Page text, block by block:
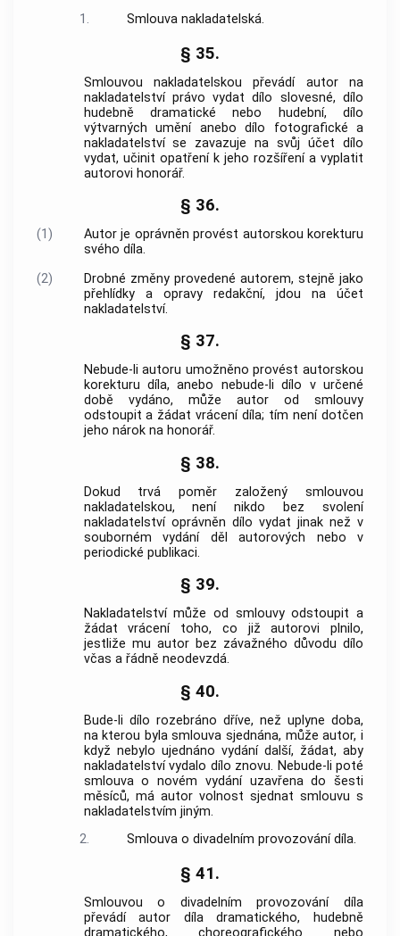
1.
Smlouva nakladatelská.
§ 35.
Smlouvou nakladatelskou převádí autor na
nakladatelství právo vydat dílo slovesné, dílo
hudebně dramatické nebo hudební, dílo
výtvarných umění anebo dílo fotografické a
nakladatelství se zavazuje na svůj účet dílo
vydat, učinit opatření k jeho rozšíření a vyplatit
autorovi honorář.
§ 36.
(1)
Autor je oprávněn provést autorskou korekturu
svého díla.
(2)
Drobné změny provedené autorem, stejně jako
přehlídky a opravy redakční, jdou na účet
nakladatelství.
§ 37.
Nebude-li autoru umožněno provést autorskou
korekturu díla, anebo nebude-li dílo v určené
době vydáno, může autor od smlouvy
odstoupit a žádat vrácení díla; tím není dotčen
jeho nárok na honorář.
§ 38.
Dokud trvá poměr založený smlouvou
nakladatelskou, není nikdo bez svolení
nakladatelství oprávněn dílo vydat jinak než v
souborném vydání děl autorových nebo v
periodické publikaci.
§ 39.
Nakladatelství může od smlouvy odstoupit a
žádat vrácení toho, co již autorovi plnilo,
jestliže mu autor bez závažného důvodu dílo
včas a řádně neodevzdá.
§ 40.
Bude-li dílo rozebráno dříve, než uplyne doba,
na kterou byla smlouva sjednána, může autor, i
když nebylo ujednáno vydání další, žádat, aby
nakladatelství vydalo dílo znovu. Nebude-li poté
smlouva o novém vydání uzavřena do šesti
měsíců, má autor volnost sjednat smlouvu s
nakladatelstvím jiným.
2.
Smlouva o divadelním provozování díla.
§ 41.
Smlouvou o divadelním provozování díla
převádí autor díla dramatického, hudebně
dramatického, choreografického nebo